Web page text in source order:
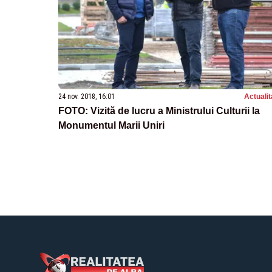
24 nov. 2018, 16:01
FOTO: Vizită de lucru a Ministrului Culturii la
Monumentul Marii Uniri